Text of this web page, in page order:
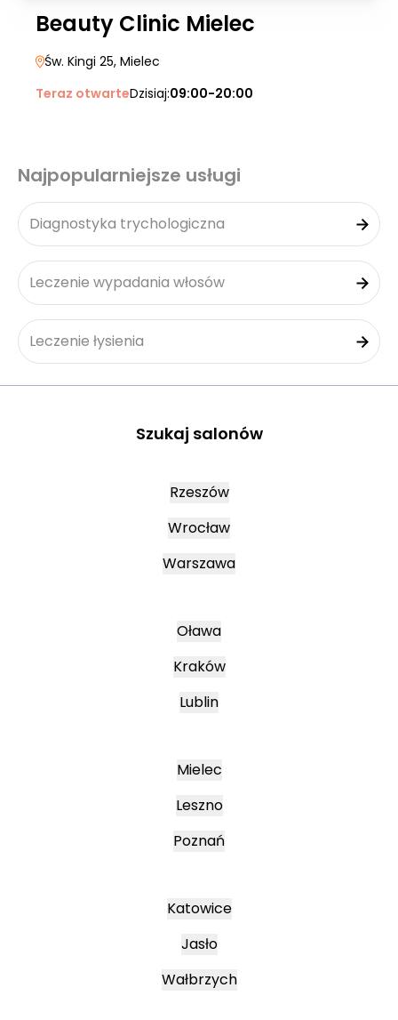
Beauty Clinic Mielec
Św. Kingi 25, Mielec
Teraz otwarteDzisiaj:09:00-20:00
Najpopularniejsze usługi
Diagnostyka trychologiczna
Leczenie wypadania włosów
Leczenie łysienia
Szukaj salonów
Rzeszów
Wrocław
Warszawa
Oława
Kraków
Lublin
Mielec
Leszno
Poznań
Katowice
Jasło
Wałbrzych